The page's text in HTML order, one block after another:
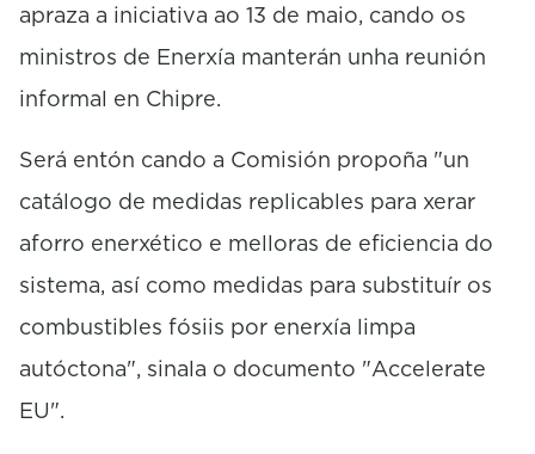
apraza a iniciativa ao 13 de maio, cando os
ministros de Enerxía manterán unha reunión
informal en Chipre.
Será entón cando a Comisión propoña "un
catálogo de medidas replicables para xerar
aforro enerxético e melloras de eficiencia do
sistema, así como medidas para substituír os
combustibles fósiis por enerxía limpa
autóctona", sinala o documento "Accelerate
EU".